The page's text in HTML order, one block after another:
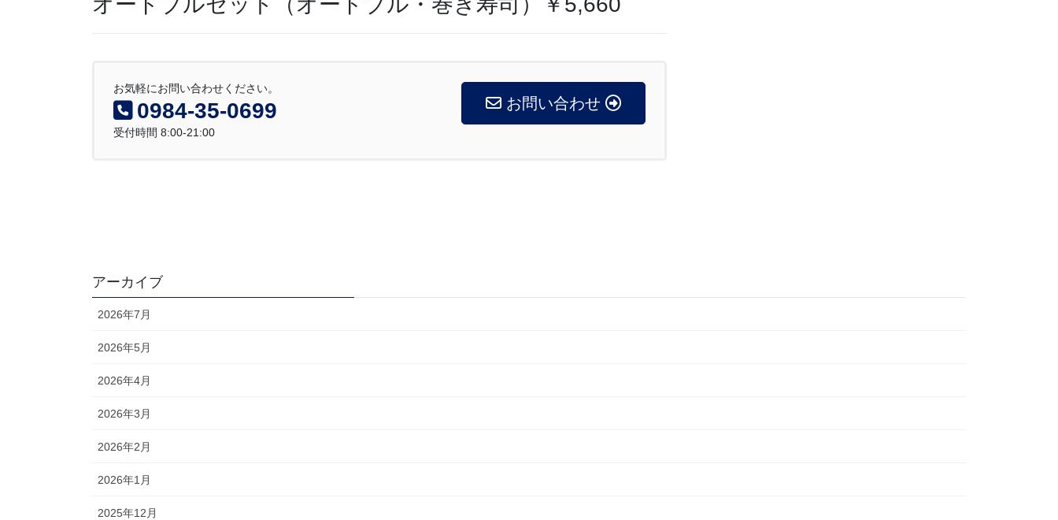
お気軽にお問い合わせください。
0984-35-0699
受付時間 8:00-21:00
お問い合わせ
アーカイブ
2026年7月
2026年5月
2026年4月
2026年3月
2026年2月
2026年1月
2025年12月